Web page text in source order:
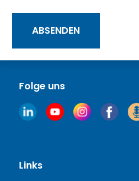
Folge uns
Links
ABSENDEN